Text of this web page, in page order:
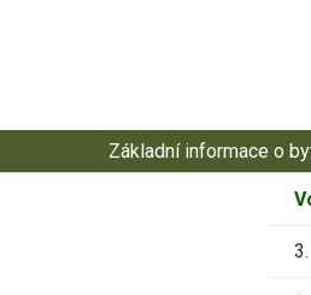
Základní informace o